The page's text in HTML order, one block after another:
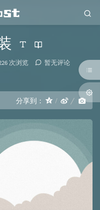
次浏览
暂无评论
分享到：